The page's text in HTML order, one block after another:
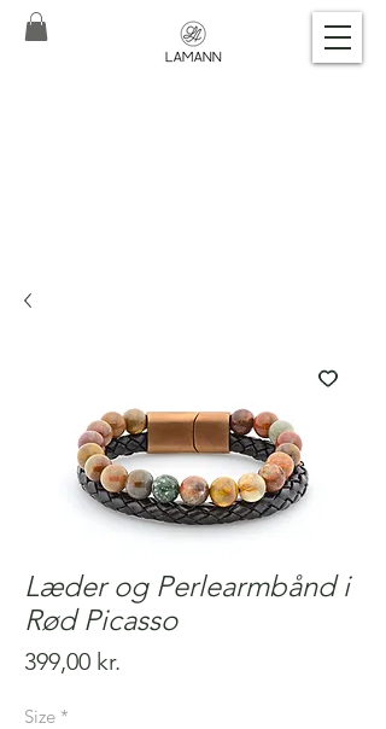
Læder og Perlearmbånd i
Rød Picasso
399,00 kr.
Size *